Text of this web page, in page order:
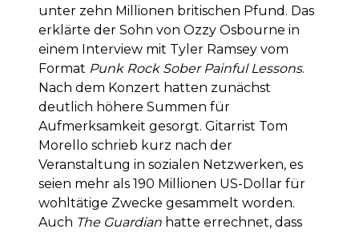
unter zehn Millionen britischen Pfund. Das
erklärte der Sohn von Ozzy Osbourne in
einem Interview mit Tyler Ramsey vom
Format Punk Rock Sober Painful Lessons.
Nach dem Konzert hatten zunächst
deutlich höhere Summen für
Aufmerksamkeit gesorgt. Gitarrist Tom
Morello schrieb kurz nach der
Veranstaltung in sozialen Netzwerken, es
seien mehr als 190 Millionen US-Dollar für
wohltätige Zwecke gesammelt worden.
Auch The Guardian hatte errechnet, dass